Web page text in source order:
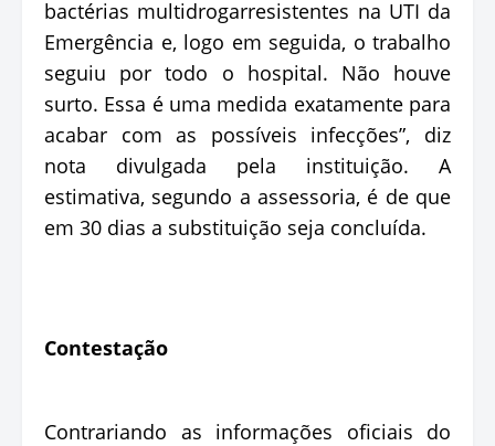
bactérias multidrogarresistentes na UTI da
Emergência e, logo em seguida, o trabalho
seguiu por todo o hospital. Não houve
surto. Essa é uma medida exatamente para
acabar com as possíveis infecções”, diz
nota divulgada pela instituição. A
estimativa, segundo a assessoria, é de que
em 30 dias a substituição seja concluída.
Contestação
Contrariando as informações oficiais do